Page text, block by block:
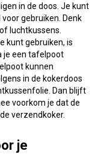
in de doos. Je kunt
gebruiken. Denk
luchtkussens.
kunt gebruiken, is
je een tafelpoot
kunnen
in de kokerdoos
Dan blijft
voorkom je dat de
verzendkoker.
je